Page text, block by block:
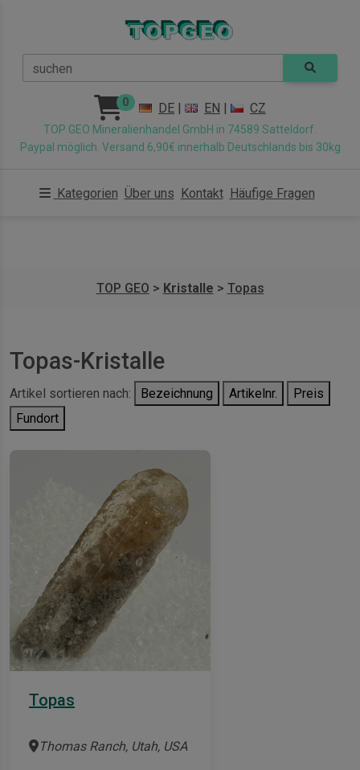
suchen
0 DE | EN | CZ
TOP GEO Mineralienhandel GmbH in 74589 Satteldorf.
Paypal möglich. Versand 6,90€ innerhalb Deutschlands bis 30kg
Kategorien Über uns Kontakt Häufige Fragen
TOP GEO > Kristalle > Topas
Topas-Kristalle
Artikel sortieren nach: Bezeichnung Artikelnr.
Preis
Fundort
Topas
Thomas Ranch, Utah, USA